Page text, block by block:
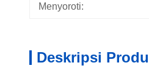
Menyoroti:
Deskripsi